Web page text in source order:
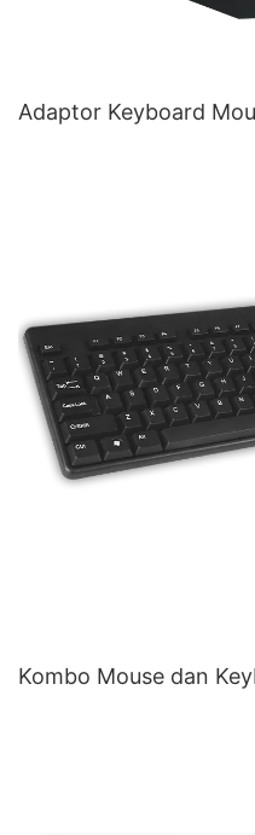
Adaptor Keyboard
Kombo Mouse dan